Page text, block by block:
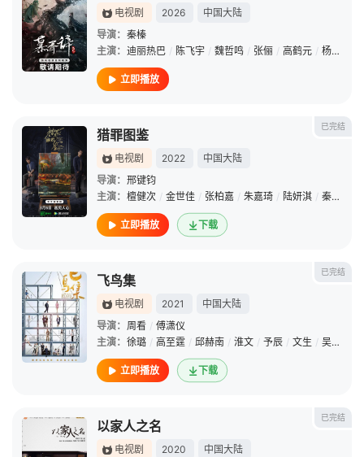
电视剧 2026
中国大陆
导演： 秦榛
主演： 迪丽热巴 / 陈飞宇 / 魏哲鸣 / 张俪 / 高鹤元 / 杨肸子
立即播放
已完结
猎罪图鉴
电视剧 2022
中国大陆
导演： 邢键钧
主演： 檀健次 / 金世佳 / 张柏嘉 / 朱嘉琦 / 陆妍淇 / 秦海璐
立即播放 下载
已完结
飞鸟集
电视剧 2021
中国大陆
导演： 周看 / 傅潇仪
主演： 徐璐 / 高至霆 / 邱赫南 / 淮文 / 予辰 / 文生 / 吴越
立即播放 下载
已完结
以家人之名
电视剧 2020
中国大陆